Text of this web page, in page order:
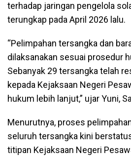
terhadap jaringan pengelola
terungkap pada April 2026 lalu.
“Pelimpahan tersangka dan
dilaksanakan sesuai prosedur
Sebanyak 29 tersangka telah
kepada Kejaksaan Negeri
hukum lebih lanjut,” ujar Yuni,
Menurutnya, proses
seluruh tersangka kini
titipan Kejaksaan Negeri